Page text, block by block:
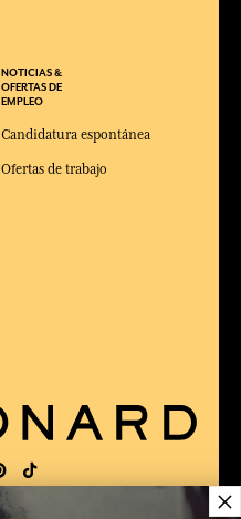
NOTICIAS &
OFERTAS DE
EMPLEO
Candidatura espontánea
Ofertas de trabajo
×